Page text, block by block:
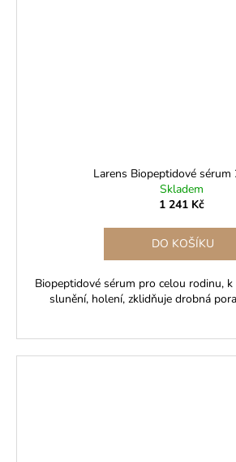
Larens Biopeptidové sérum
Skladem
1 241 Kč
DO KOŠÍKU
Biopeptidové sérum pro celou rodinu, k
slunění, holení, zklidňuje drobná